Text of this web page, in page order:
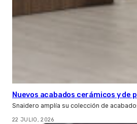
Nuevos acabados cerámicos y de
Snaidero amplía su colección de
22 JULIO, 2026